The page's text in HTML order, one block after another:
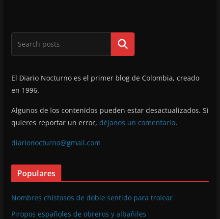
Buscar
El Diario Nocturno es el primer blog de Colombia, creado
en 1996.
Algunos de los contenidos pueden estar desactualizados. Si
quieres reportar un error, déjanos un comentario.
diarionocturno@gmail.com
Populares
Nombres chistosos de doble sentido para trolear
Piropos españoles de obreros y albañiles